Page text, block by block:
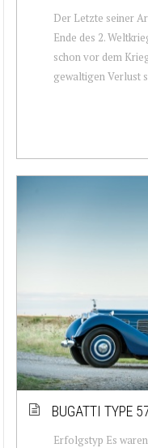
Der Letzte seiner
Ende des 2.
schon vor dem
gewaltigen Verlust
BUGATTI TYPE
Erfolgstyp Es